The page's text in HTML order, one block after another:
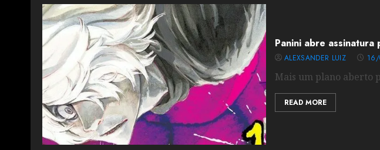
Panini abre assinatura
ALEXSANDER LUIZ
Mais um plano aberto
READ MORE